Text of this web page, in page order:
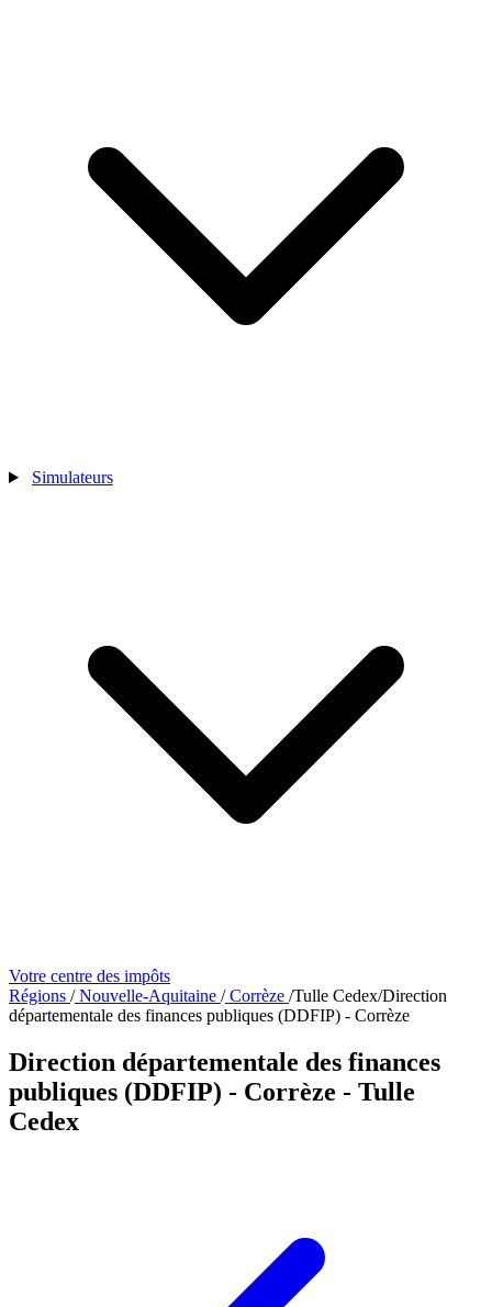
Simulateurs
Votre centre des impôts
Régions /Nouvelle-Aquitaine /Corrèze /Tulle Cedex/Direction
départementale des finances publiques (DDFIP) - Corrèze
Direction départementale des finances
publiques (DDFIP) - Corrèze - Tulle
Cedex